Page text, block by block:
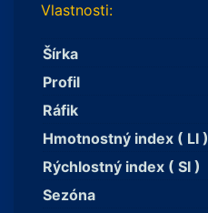
Vlastnosti:
Šírka
Profil
Ráfik
Hmotnostný index ( LI )
Rýchlostný index ( SI )
Sezóna